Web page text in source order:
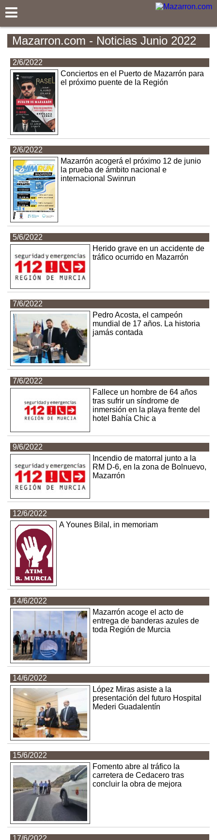
Mazarron.com - Noticias Junio 2022
2/6/2022
Conciertos en el Puerto de Mazarrón para
el próximo puente de la Región
2/6/2022
Mazarrón acogerá el próximo 12 de junio
la prueba de ámbito nacional e
internacional Swinrun
5/6/2022
Herido grave en un accidente de
tráfico ocurrido en Mazarrón
7/6/2022
Pedro Acosta, el campeón
mundial de 17 años. La historia
jamás contada
7/6/2022
Fallece un hombre de 64 años
tras sufrir un síndrome de
inmersión en la playa frente del
hotel Bahía Chic a
9/6/2022
Incendio de matorral junto a la
RM D-6, en la zona de Bolnuevo,
Mazarrón
12/6/2022
A Younes Bilal, in memoriam
14/6/2022
Mazarrón acoge el acto de
entrega de banderas azules de
toda Región de Murcia
14/6/2022
López Miras asiste a la
presentación del futuro Hospital
Mederi Guadalentín
15/6/2022
Fomento abre al tráfico la
carretera de Cedacero tras
concluir la obra de mejora